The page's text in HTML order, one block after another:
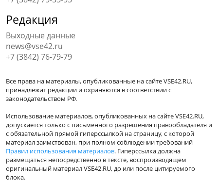
Редакция
Выходные данные
news@vse42.ru
+7 (3842) 76-79-79
Все права на материалы, опубликованные на сайте VSE42.RU,
принадлежат редакции и охраняются в соответствии с
законодательством РФ.
Использование материалов, опубликованных на сайте VSE42.RU,
допускается только с письменного разрешения правообладателя и
с обязательной прямой гиперссылкой на страницу, с которой
материал заимствован, при полном соблюдении требований
Правил использования материалов. Гиперссылка должна
размещаться непосредственно в тексте, воспроизводящем
оригинальный материал VSE42.RU, до или после цитируемого
блока.